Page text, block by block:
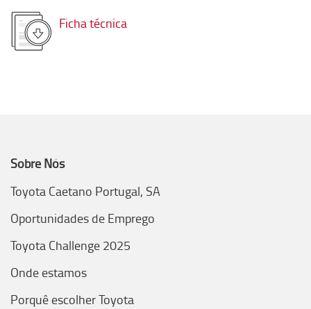
Ficha técnica
Sobre Nós
Toyota Caetano Portugal, SA
Oportunidades de Emprego
Toyota Challenge 2025
Onde estamos
Porquê escolher Toyota